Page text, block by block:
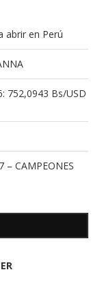
abrir en Perú
752,0943 Bs/USD
– CAMPEONES